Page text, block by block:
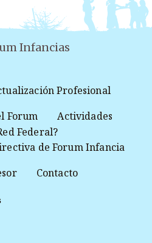
Infancias
Profesional
Forum
Actividades
Federal?
de Forum Infancia
Contacto